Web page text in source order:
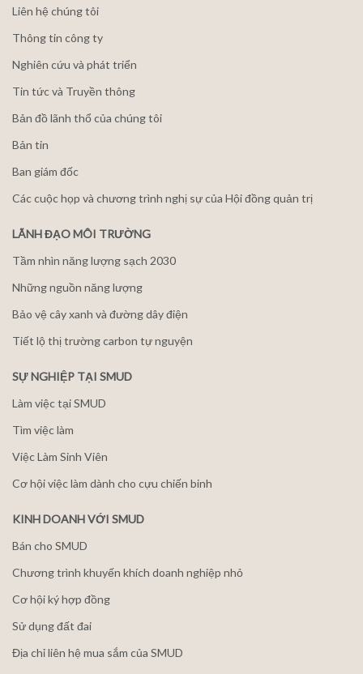
Liên hệ chúng tôi
Thông tin công ty
Nghiên cứu và phát triển
Tin tức và Truyền thông
Bản đồ lãnh thổ của chúng tôi
Bản tin
Ban giám đốc
Các cuộc họp và chương trình nghị sự của Hội đồng quản trị
LÃNH ĐẠO MÔI TRƯỜNG
Tầm nhìn năng lượng sạch 2030
Những nguồn năng lượng
Bảo vệ cây xanh và đường dây điện
Tiết lộ thị trường carbon tự nguyện
SỰ NGHIỆP TẠI SMUD
Làm việc tại SMUD
Tìm việc làm
Việc Làm Sinh Viên
Cơ hội việc làm dành cho cựu chiến binh
KINH DOANH VỚI SMUD
Bán cho SMUD
Chương trình khuyến khích doanh nghiệp nhỏ
Cơ hội ký hợp đồng
Sử dụng đất đai
Địa chỉ liên hệ mua sắm của SMUD